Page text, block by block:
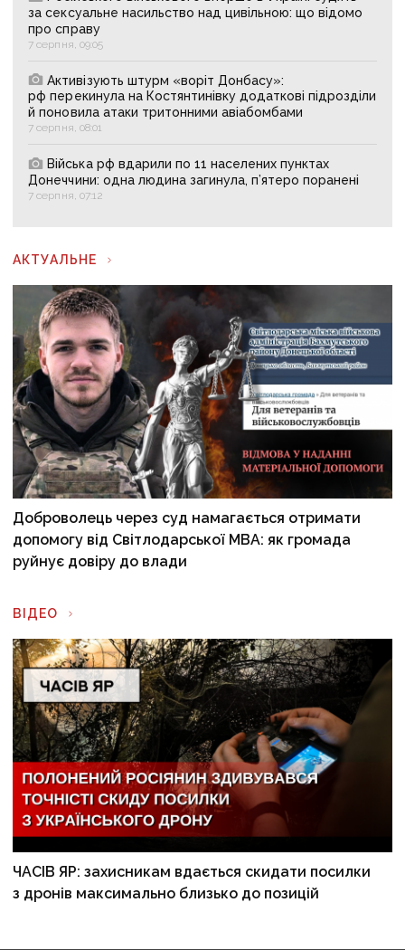
за сексуальне насильство над цивільною: що відомо
про справу
7 серпня, 09:05
Активізують штурм «воріт Донбасу»:
рф перекинула на Костянтинівку додаткові підрозділи
й поновила атаки тритонними авіабомбами
7 серпня, 08:01
Війська рф вдарили по 11 населених пунктах
Донеччини: одна людина загинула, п’ятеро поранені
7 серпня, 07:12
АКТУАЛЬНЕ
Доброволець через суд намагається отримати
допомогу від Світлодарської МВА: як громада
руйнує довіру до влади
ВІДЕО
ЧАСІВ ЯР: захисникам вдається скидати посилки
з дронів максимально близько до позицій